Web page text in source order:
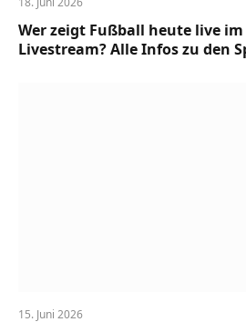
Wer zeigt Fußball heute live
Livestream? Alle Infos zu den
15. Juni 2026